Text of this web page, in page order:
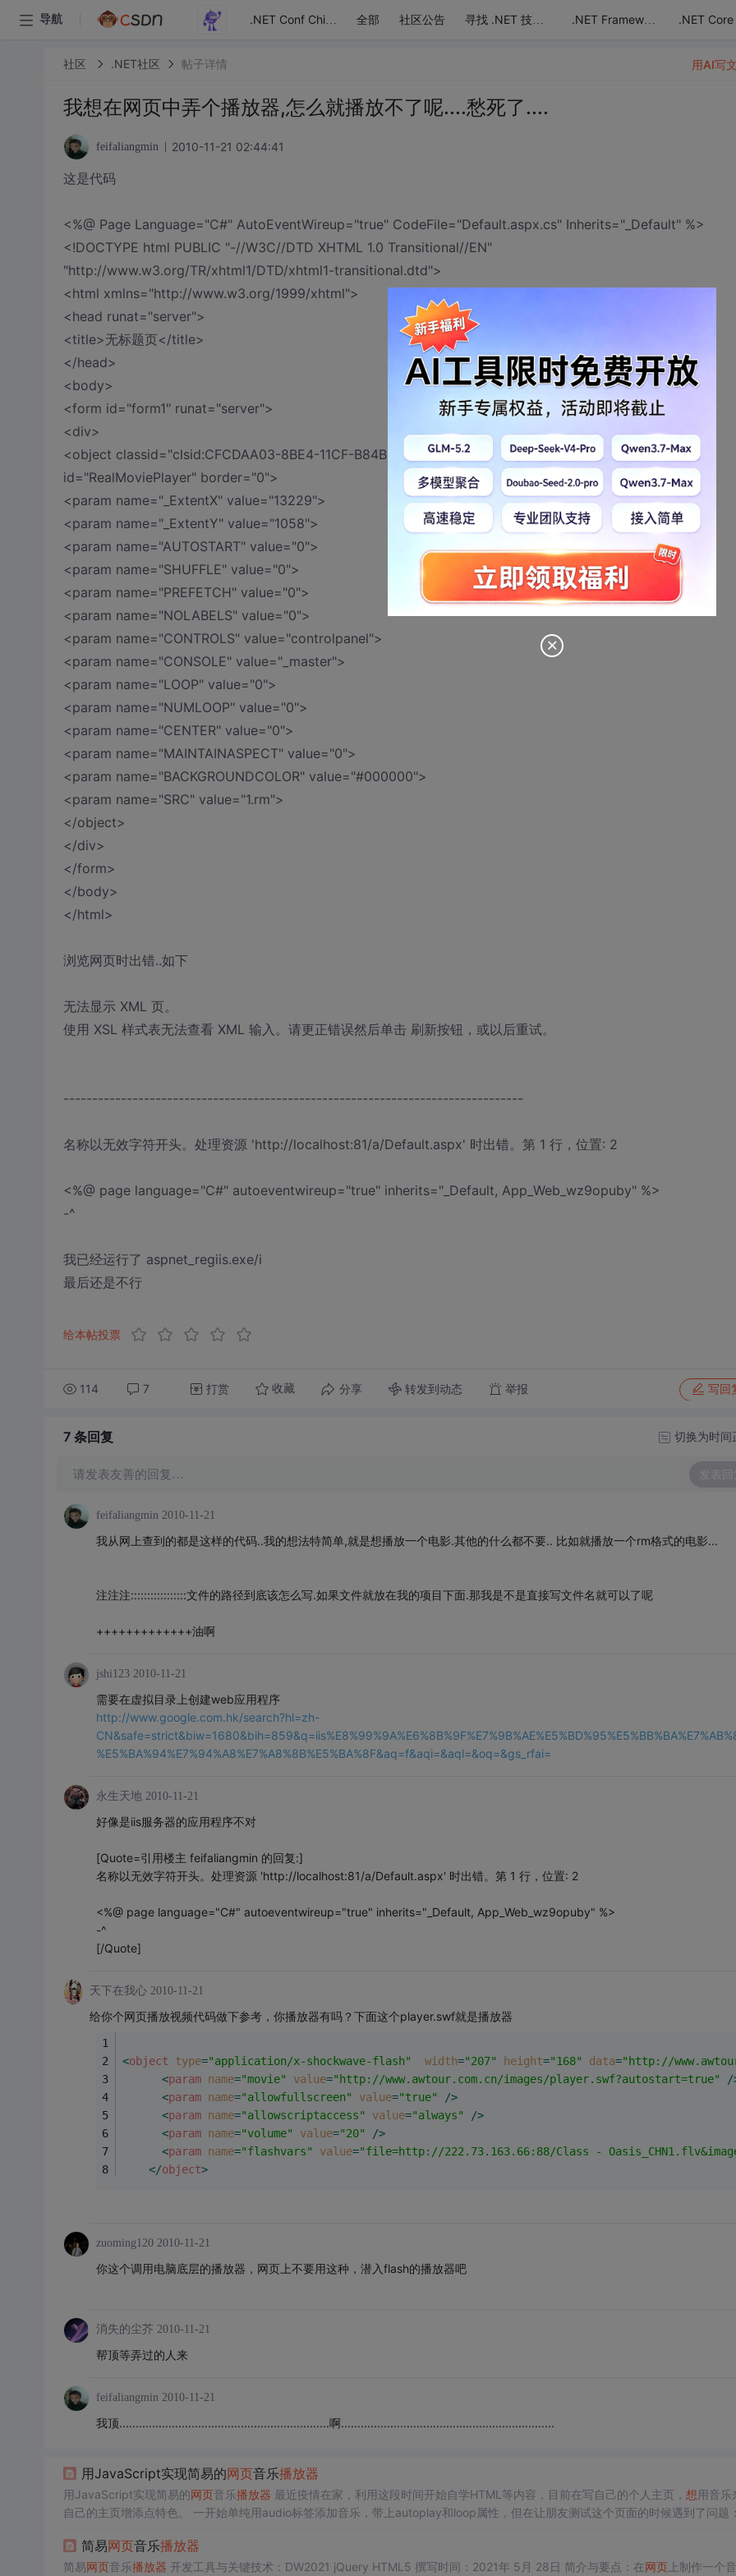
导航 .NET Conf China 全部 社区公告 寻找 .NET 技术达人 .NET Framework .NET Core
社区 .NET社区 帖子详情
我想在网页中弄个播放器,怎么就播放不了呢....愁死了....
feifaliangmin 2010-11-21 02:44:41
这是代码
<%@ Page Language="C#" AutoEventWireup="true" CodeFile="Default.aspx.cs" Inherits="_Default" %>
<!DOCTYPE html PUBLIC "-//W3C//DTD XHTML 1.0 Transitional//EN"
"http://www.w3.org/TR/xhtml1/DTD/xhtml1-transitional.dtd">
<html xmlns="http://www.w3.org/1999/xhtml">
<head runat="server">
<title>无标题页</title>
</head>
<body>
<form id="form1" runat="server">
<div>
<object classid="clsid:CFCDAA03-8BE4-11CF-B84B-0020AFBBCCFA" width="500" height="500"
id="RealMoviePlayer" border="0">
<param name="_ExtentX" value="13229">
<param name="_ExtentY" value="1058">
<param name="AUTOSTART" value="0">
<param name="SHUFFLE" value="0">
<param name="PREFETCH" value="0">
<param name="NOLABELS" value="0">
<param name="CONTROLS" value="controlpanel">
<param name="CONSOLE" value="_master">
<param name="LOOP" value="0">
<param name="NUMLOOP" value="0">
<param name="CENTER" value="0">
<param name="MAINTAINASPECT" value="0">
<param name="BACKGROUNDCOLOR" value="#000000">
<param name="SRC" value="1.rm">
</object>
</div>
</form>
</body>
</html>
浏览网页时出错..如下
无法显示 XML 页。
使用 XSL 样式表无法查看 XML 输入。请更正错误然后单击 刷新按钮，或以后重试。
--------------------------------------------------------------------------------
名称以无效字符开头。处理资源 'http://localhost:81/a/Default.aspx' 时出错。第 1 行，位置: 2
<%@ page language="C#" autoeventwireup="true" inherits="_Default, App_Web_wz9opuby" %>
-^
我已经运行了 aspnet_regiis.exe/i
最后还是不行
给本帖投票
114 7 打赏 收藏 分享 转发到动态 举报 写回
用AI写
7 条回复 切换为时间
请发表友善的回复… 发表回
feifaliangmin 2010-11-21
我从网上查到的都是这样的代码..我的想法特简单,就是想播放一个电影.其他的什么都不要.. 比如就播放一个rm格式的电影...
注注注:::::::::::::::::文件的路径到底该怎么写.如果文件就放在我的项目下面.那我是不是直接写文件名就可以了呢
+++++++++++++油啊
jshi123 2010-11-21
需要在虚拟目录上创建web应用程序
http://www.google.com.hk/search?hl=zh-
%E5%BA%94%E7%94%A8%E7%A8%8B%E5%BA%8F&aq=f&aqi=&aql=&oq=&gs_rfai=
永生天地 2010-11-21
好像是iis服务器的应用程序不对
[Quote=引用楼主 feifaliangmin 的回复:]
名称以无效字符开头。处理资源 'http://localhost:81/a/Default.aspx' 时出错。第 1 行，位置: 2
<%@ page language="C#" autoeventwireup="true" inherits="_Default, App_Web_wz9opuby" %>
-^
[/Quote]
天下在我心 2010-11-21
给你个网页播放视频代码做下参考，你播放器有吗？下面这个player.swf就是播放器
<object type="application/x-shockwave-flash" width="207" height="168" data="http://
<param name="movie" value="http://www.awtour.com.cn/images/player.swf?autostart=true" /
<param name="allowfullscreen" value="true" />
<param name="allowscriptaccess" value="always" />
<param name="volume" value="20" />
<param name="flashvars" value="file=http://222.73.163.66:88/Class -
</object>
zuoming120 2010-11-21
你这个调用电脑底层的播放器，网页上不要用这种，潜入flash的播放器吧
消失的尘芥 2010-11-21
帮顶等弄过的人来
feifaliangmin 2010-11-21
我顶................................................................啊.................................................................
用JavaScript实现简易的网页音乐播放器
用JavaScript实现简易的网页音乐播放器 最近疫情在家，利用这段时间开始自学HTML等内容，目前在写自己的个人主页， 想用音乐
自己的主页增添点特色。 一开始单纯用audio标签添加音乐，带上autoplay和loop属性，但在让朋友测试这个页面的时候遇到了问题：
简易网页音乐播放器
简易网页音乐播放器 开发工具与关键技术：DW2021 jQuery HTML5 撰写时间：2021年 5月 28日 简介与要点：在网页上制作一个